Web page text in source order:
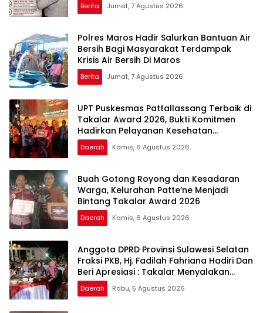
Berita Jumat, 7 Agustus 2026
Polres Maros Hadir Salurkan Bantuan Air
Bersih Bagi Masyarakat Terdampak
Krisis Air Bersih Di Maros
Berita Jumat, 7 Agustus 2026
UPT Puskesmas Pattallassang Terbaik di
Takalar Award 2026, Bukti Komitmen
Hadirkan Pelayanan Kesehatan
Berkualitas
Daerah Kamis, 6 Agustus 2026
Buah Gotong Royong dan Kesadaran
Warga, Kelurahan Patte’ne Menjadi
Bintang Takalar Award 2026
Daerah Kamis, 6 Agustus 2026
Anggota DPRD Provinsi Sulawesi Selatan
Fraksi PKB, Hj. Fadilah Fahriana Hadiri Dan
Beri Apresiasi : Takalar Menyalakan
Lentera Pengabdian Melalui Malam
Apresiasi dan Inovasi Award 2026
Daerah Rabu, 5 Agustus 2026